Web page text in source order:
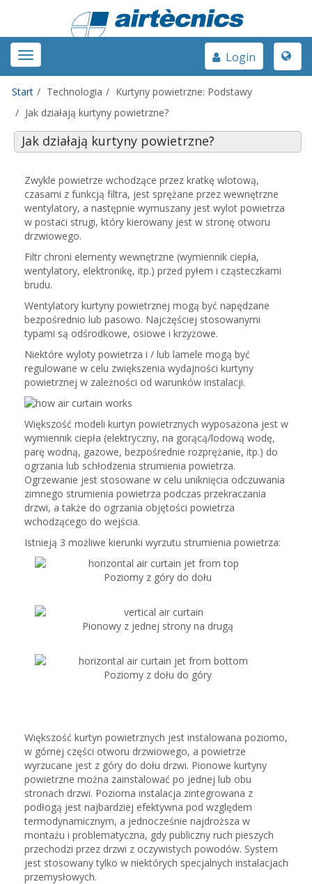
Toggle
navigation
Toggle
Login
Start Technologia
Kurtyny powietrzne: Podstawy
Jak działają kurtyny powietrzne?
Jak działają kurtyny powietrzne?
Zwykle powietrze wchodzące przez kratkę wlotową,
czasami z funkcją filtra, jest sprężane przez wewnętrzne
wentylatory, a następnie wymuszany jest wylot powietrza
w postaci strugi, który kierowany jest w stronę otworu
drzwiowego.
Filtr chroni elementy wewnętrzne (wymiennik ciepła,
wentylatory, elektronikę, itp.) przed pyłem i cząsteczkami
brudu.
Wentylatory kurtyny powietrznej mogą być napędzane
bezpośrednio lub pasowo. Najczęściej stosowanymi
typami są odśrodkowe, osiowe i krzyżowe.
Niektóre wyloty powietrza i / lub lamele mogą być
regulowane w celu zwiększenia wydajności kurtyny
powietrznej w zależności od warunków instalacji.
Większość modeli kurtyn powietrznych wyposażona jest w
wymiennik ciepła (elektryczny, na gorącą/lodową wodę,
parę wodną, gazowe, bezpośrednie rozprężanie, itp.) do
ogrzania lub schłodzenia strumienia powietrza.
Ogrzewanie jest stosowane w celu uniknięcia odczuwania
zimnego strumienia powietrza podczas przekraczania
drzwi, a także do ogrzania objętości powietrza
wchodzącego do wejścia.
Istnieją 3 możliwe kierunki wyrzutu strumienia powietrza:
Poziomy z góry do dołu
Pionowy z jednej strony na drugą
Poziomy z dołu do góry
Większość kurtyn powietrznych jest instalowana poziomo,
w górnej części otworu drzwiowego, a powietrze
wyrzucane jest z góry do dołu drzwi. Pionowe kurtyny
powietrzne można zainstalować po jednej lub obu
stronach drzwi. Pozioma instalacja zintegrowana z
podłogą jest najbardziej efektywna pod względem
termodynamicznym, a jednocześnie najdroższa w
montażu i problematyczna, gdy publiczny ruch pieszych
przechodzi przez drzwi z oczywistych powodów. System
jest stosowany tylko w niektórych specjalnych instalacjach
przemysłowych.